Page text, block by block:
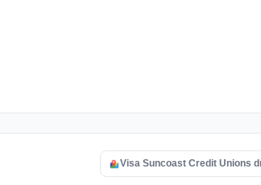
Visa Suncoast Credit Unions